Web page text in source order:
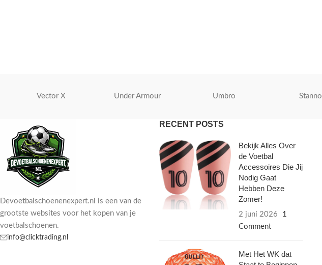
Vector X Under Armour Umbro Stanno
Devoetbalschoenenexpert.nl is een van de
grootste websites voor het kopen van je
voetbalschoenen.
info@clicktrading.nl
RECENT POSTS
Bekijk Alles Over
de Voetbal
Accessoires Die Jij
Nodig Gaat
Hebben Deze
Zomer!
2 juni 2026
1
Comment
Met Het WK dat